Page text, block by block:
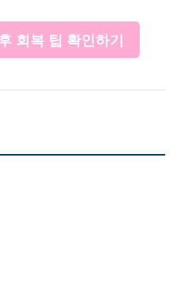
회복 팁 확인하기